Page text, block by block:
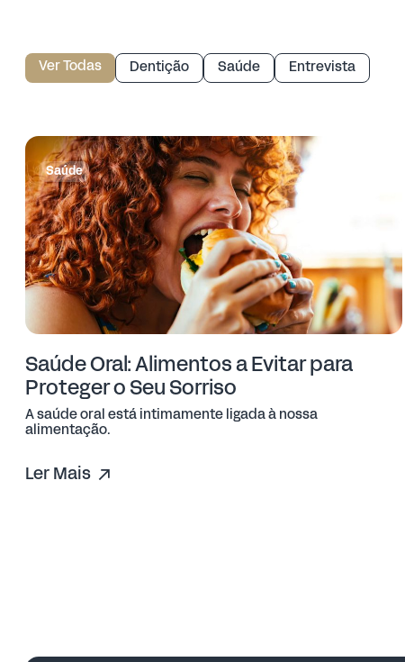
Ver Todas Dentição Saúde Entrevista
Saúde
Saúde Oral: Alimentos a Evitar para
Proteger o Seu Sorriso
A saúde oral está intimamente ligada à nossa
alimentação.
Ler Mais